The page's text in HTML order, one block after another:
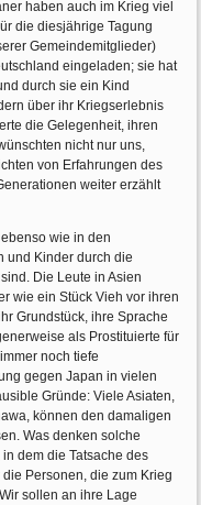
haben auch im Krieg viel
die diesjährige Tagung
Gemeindemitglieder)
eingeladen; sie hat
durch sie ein Kind
über ihr Kriegserlebnis
die Gelegenheit, ihren
nicht nur uns,
von Erfahrungen des
weiter erzählt
wie in den
und Kinder durch die
Die Leute in Asien
wie ein Stück Vieh vor ihren
Grundstück, ihre Sprache
als Prostituierte für
noch tiefe
gegen Japan in vielen
Gründe: Viele Asiaten,
können den damaligen
Was denken solche
dem die Tatsache des
Personen, die zum Krieg
sollen an ihre Lage